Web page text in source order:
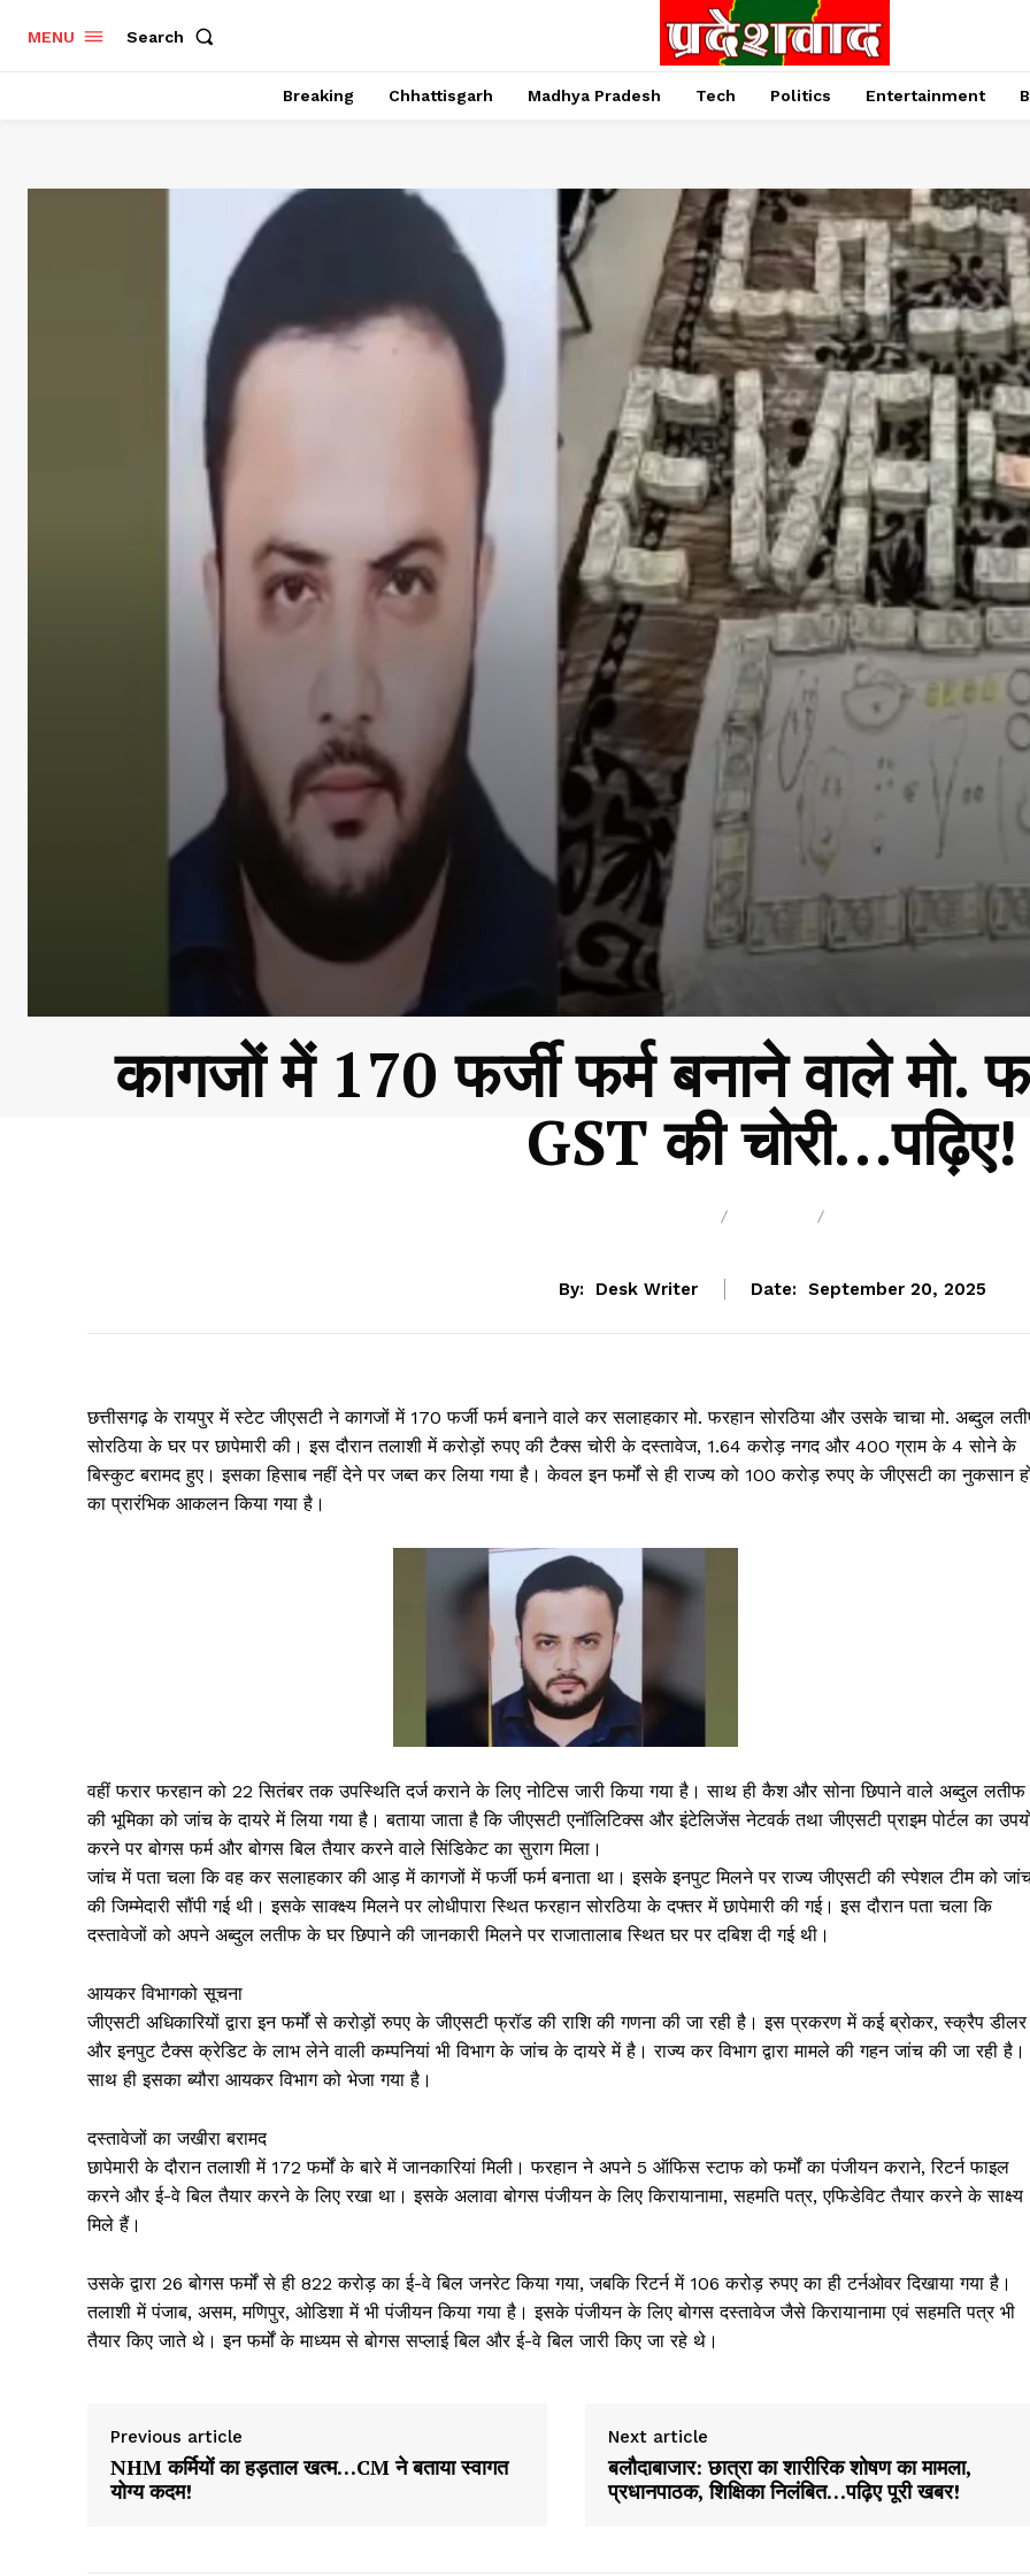
MENU Search
Breaking Chhattisgarh Madhya Pradesh Tech Politics Entertainment
कागजों में 170 फर्जी फर्म बनाने वाले मो.
GST की चोरी…पढ़िए!
By: Desk Writer Date: September 20, 2025
छत्तीसगढ़ के रायपुर में स्टेट जीएसटी ने कागजों में 170 फर्जी फर्म बनाने वाले कर सलाहकार मो. फरहान सोरठिया और उसके चाचा मो. अब्दुल
सोरठिया के घर पर छापेमारी की। इस दौरान तलाशी में करोड़ों रुपए की टैक्स चोरी के दस्तावेज, 1.64 करोड़ नगद और 400 ग्राम के 4 सोने के
बिस्कुट बरामद हुए। इसका हिसाब नहीं देने पर जब्त कर लिया गया है। केवल इन फर्मों से ही राज्य को 100 करोड़ रुपए के जीएसटी का नुकसान
का प्रारंभिक आकलन किया गया है।
वहीं फरार फरहान को 22 सितंबर तक उपस्थिति दर्ज कराने के लिए नोटिस जारी किया गया है। साथ ही कैश और सोना छिपाने वाले अब्दुल लतीफ
की भूमिका को जांच के दायरे में लिया गया है। बताया जाता है कि जीएसटी एनॉलिटिक्स और इंटेलिजेंस नेटवर्क तथा जीएसटी प्राइम पोर्टल का
करने पर बोगस फर्म और बोगस बिल तैयार करने वाले सिंडिकेट का सुराग मिला।
जांच में पता चला कि वह कर सलाहकार की आड़ में कागजों में फर्जी फर्म बनाता था। इसके इनपुट मिलने पर राज्य जीएसटी की स्पेशल टीम को
की जिम्मेदारी सौंपी गई थी। इसके साक्क्ष्य मिलने पर लोधीपारा स्थित फरहान सोरठिया के दफ्तर में छापेमारी की गई। इस दौरान पता चला कि
दस्तावेजों को अपने अब्दुल लतीफ के घर छिपाने की जानकारी मिलने पर राजातालाब स्थित घर पर दबिश दी गई थी।
आयकर विभागको सूचना
जीएसटी अधिकारियों द्वारा इन फर्मों से करोड़ों रुपए के जीएसटी फ्रॉड की राशि की गणना की जा रही है। इस प्रकरण में कई ब्रोकर, स्क्रैप डीलर
और इनपुट टैक्स क्रेडिट के लाभ लेने वाली कम्पनियां भी विभाग के जांच के दायरे में है। राज्य कर विभाग द्वारा मामले की गहन जांच की जा रही है।
साथ ही इसका ब्यौरा आयकर विभाग को भेजा गया है।
दस्तावेजों का जखीरा बरामद
छापेमारी के दौरान तलाशी में 172 फर्मों के बारे में जानकारियां मिली। फरहान ने अपने 5 ऑफिस स्टाफ को फर्मों का पंजीयन कराने, रिटर्न फाइल
करने और ई-वे बिल तैयार करने के लिए रखा था। इसके अलावा बोगस पंजीयन के लिए किरायानामा, सहमति पत्र, एफिडेविट तैयार करने के साक्ष्य
मिले हैं।
उसके द्वारा 26 बोगस फर्मों से ही 822 करोड़ का ई-वे बिल जनरेट किया गया, जबकि रिटर्न में 106 करोड़ रुपए का ही टर्नओवर दिखाया गया है।
तलाशी में पंजाब, असम, मणिपुर, ओडिशा में भी पंजीयन किया गया है। इसके पंजीयन के लिए बोगस दस्तावेज जैसे किरायानामा एवं सहमति पत्र भी
तैयार किए जाते थे। इन फर्मों के माध्यम से बोगस सप्लाई बिल और ई-वे बिल जारी किए जा रहे थे।
Previous article
NHM कर्मियों का हड़ताल खत्म…CM ने बताया स्वागत
योग्य कदम!
Next article
बलौदाबाजार: छात्रा का शारीरिक शोषण का मामला,
प्रधानपाठक, शिक्षिका निलंबित…पढ़िए पूरी खबर!